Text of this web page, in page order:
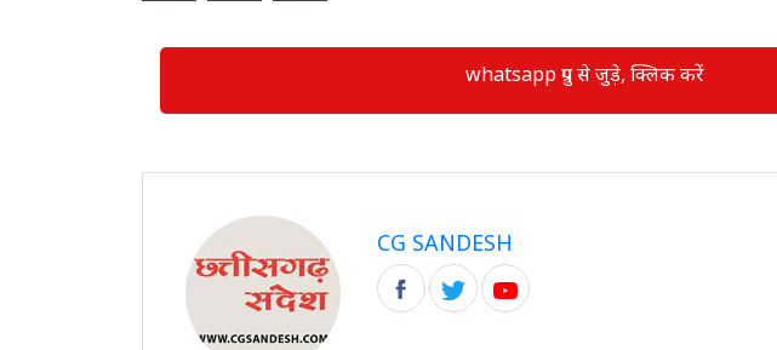
whatsapp ग्रुप से जुड़े, क्लिक करें
CG SANDESH